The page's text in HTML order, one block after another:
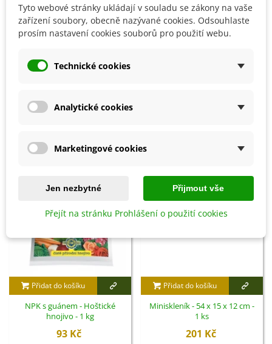
Substrát volíme výživný a propustný
Klíčení trvá až 6 týdnů
Rostlina není mrazuvzdorná
SOUVISEJÍCÍ PRODUKTY
Přidat do košíku
NPK s guánem - Hoštické
hnojivo - 1 kg
93 Kč
Přidat do košíku
Miniskleník - 54 x 15 x 12 cm -
1 ks
201 Kč
Tyto webové stránky ukládají v souladu se zákony na vaše
zařízení soubory, obecně nazývané cookies. Odsouhlaste
prosím nastavení cookies souborů pro použití webu.
Technické cookies
Analytické cookies
Marketingové cookies
Jen nezbytné Přijmout vše
Přejít na stránku Prohlášení o použití cookies